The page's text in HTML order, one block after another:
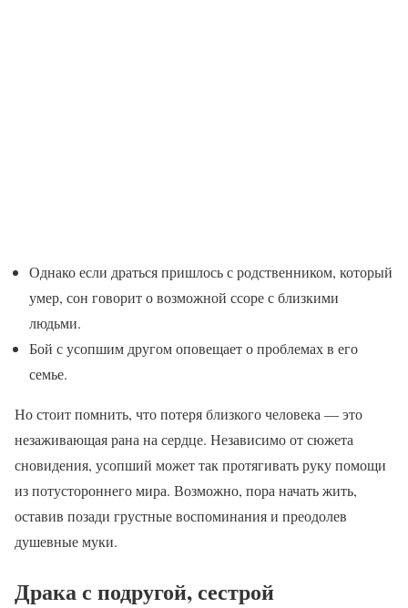
Однако если драться пришлось с родственником, который
умер, сон говорит о возможной ссоре с близкими
людьми.
Бой с усопшим другом оповещает о проблемах в его
семье.
Но стоит помнить, что потеря близкого человека — это
незаживающая рана на сердце. Независимо от сюжета
сновидения, усопший может так протягивать руку помощи
из потустороннего мира. Возможно, пора начать жить,
оставив позади грустные воспоминания и преодолев
душевные муки.
Драка с подругой, сестрой